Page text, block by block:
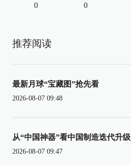
0 0
推荐阅读
最新月球“宝藏图”抢先看
2026-08-07 09:48
从“中国神器”看中国制造迭代升级
2026-08-07 09:47